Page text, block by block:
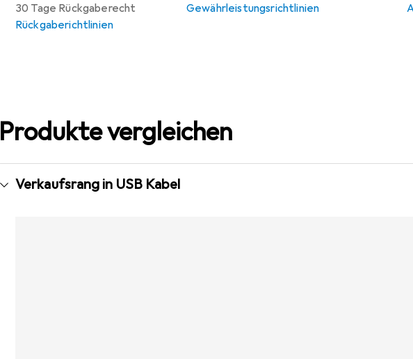
30 Tage Rückgaberecht
Rückgaberichtlinien
Gewährleistungsrichtlinien
Produkte vergleichen
Verkaufsrang in USB Kabel